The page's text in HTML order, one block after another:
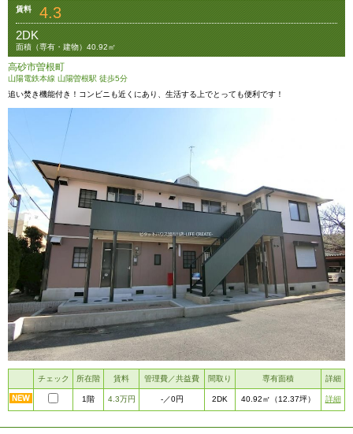
賃料 4.3
2DK
面積（専有・建物）40.92㎡
高砂市曽根町
山陽電鉄本線 山陽曽根駅 徒歩5分
追い焚き機能付き！コンビニも近くにあり、生活する上でとっても便利です！
チェック 所在階 賃料 管理費／共益費 間取り 専有面積 詳細
1階 4.3万円 -／0円 2DK 40.92㎡ （12.37坪） 詳細